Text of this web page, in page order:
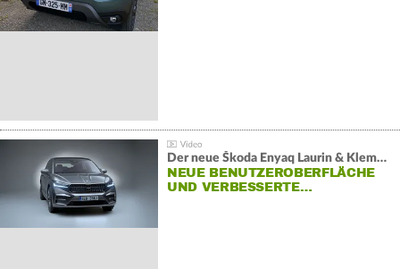
Der neue Škoda Enyaq Laurin & Klement
NEUE BENUTZEROBERFLÄCHE
UND VERBESSERTE…